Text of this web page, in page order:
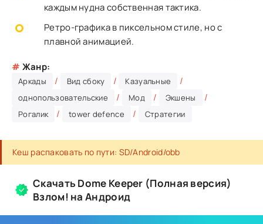
каждым нудна собственная тактика.
Ретро-графика в пиксельном стиле, но с
плавной анимацией.
# Жанр:
Аркады / Вид сбоку / Казуальные /
однопользовательские / Мод / Экшены /
Рогалик / tower defence / Стратегии
Кеш распаковать по пути: SD/Android/obb
Скачать Dome Keeper (Полная версия)
Взлом! на Андроид